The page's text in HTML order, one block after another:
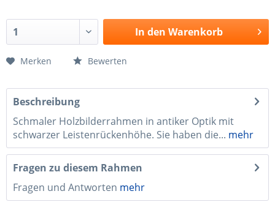
In den Warenkorb
Merken Bewerten
Beschreibung
Schmaler Holzbilderrahmen in antiker Optik mit
schwarzer Leistenrückenhöhe. Sie haben die... mehr
Fragen zu diesem Rahmen
Fragen und Antworten mehr